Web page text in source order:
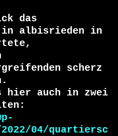
das
in albisrieden in
scherz
hier auch in zwei
04/quartiersc